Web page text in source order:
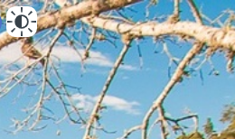
ALTO CONTRASTE MAPA DO SITE